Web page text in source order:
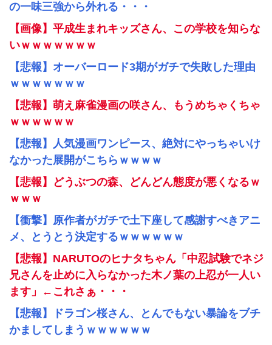
の一味三強から外れる・・・
【画像】平成生まれキッズさん、この学校を知らな
いｗｗｗｗｗｗｗ
【悲報】オーバーロード3期がガチで失敗した理由
ｗｗｗｗｗｗｗ
【悲報】萌え麻雀漫画の咲さん、もうめちゃくちゃ
ｗｗｗｗｗｗ
【悲報】人気漫画ワンピース、絶対にやっちゃいけ
なかった展開がこちらｗｗｗｗ
【悲報】どうぶつの森、どんどん態度が悪くなるｗ
ｗｗｗ
【衝撃】原作者がガチで土下座して感謝すべきアニ
メ、とうとう決定するｗｗｗｗｗｗ
【悲報】NARUTOのヒナタちゃん「中忍試験でネジ
兄さんを止めに入らなかった木ノ葉の上忍が一人い
ます」←これさぁ・・・
【悲報】ドラゴン桜さん、とんでもない暴論をブチ
かましてしまうｗｗｗｗｗｗ